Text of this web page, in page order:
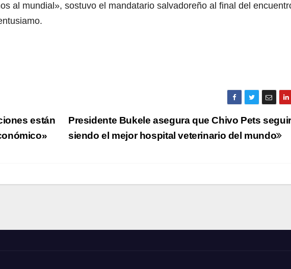
al mundial», sostuvo el mandatario salvadoreño al final del
Presidente Bukele asegura que Chivo Pets
siendo el mejor hospital veterinario del mundo
están